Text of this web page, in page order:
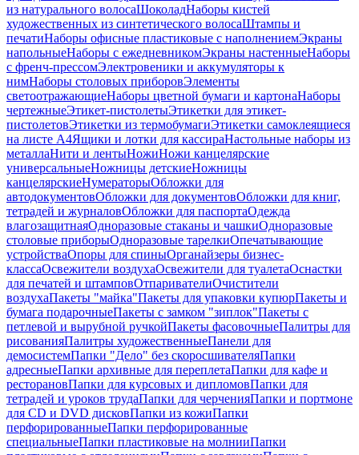
из натурального волосаШоколадНаборы кистей
художественных из синтетического волосаШтампы и
печатиНаборы офисные пластиковые с наполнениемЭкраны
напольныеНаборы с ежедневникомЭкраны настенныеНаборы
с френч-прессомЭлектровеники и аккумуляторы к
нимНаборы столовых приборовЭлементы
светоотражающиеНаборы цветной бумаги и картонаНаборы
чертежныеЭтикет-пистолетыЭтикетки для этикет-
пистолетовЭтикетки из термобумагиЭтикетки самоклеящиеся
на листе А4Ящики и лотки для кассираНастольные наборы из
металлаНити и лентыНожиНожи канцелярские
универсальныеНожницы детскиеНожницы
канцелярскиеНумераторыОбложки для
автодокументовОбложки для документовОбложки для книг,
тетрадей и журналовОбложки для паспортаОдежда
влагозащитнаяОдноразовые стаканы и чашкиОдноразовые
столовые приборыОдноразовые тарелкиОпечатывающие
устройстваОпоры для спиныОрганайзеры бизнес-
классаОсвежители воздухаОсвежители для туалетаОснастки
для печатей и штамповОтпаривателиОчистители
воздухаПакеты "майка"Пакеты для упаковки купюрПакеты и
бумага подарочныеПакеты с замком "зиплок"Пакеты с
петлевой и вырубной ручкойПакеты фасовочныеПалитры для
рисованияПалитры художественныеПанели для
демосистемПапки "Дело" без скоросшивателяПапки
адресныеПапки архивные для переплетаПапки для кафе и
ресторановПапки для курсовых и дипломовПапки для
тетрадей и уроков трудаПапки для черченияПапки и портмоне
для CD и DVD дисковПапки из кожиПапки
перфорированныеПапки перфорированные
специальныеПапки пластиковые на молнииПапки